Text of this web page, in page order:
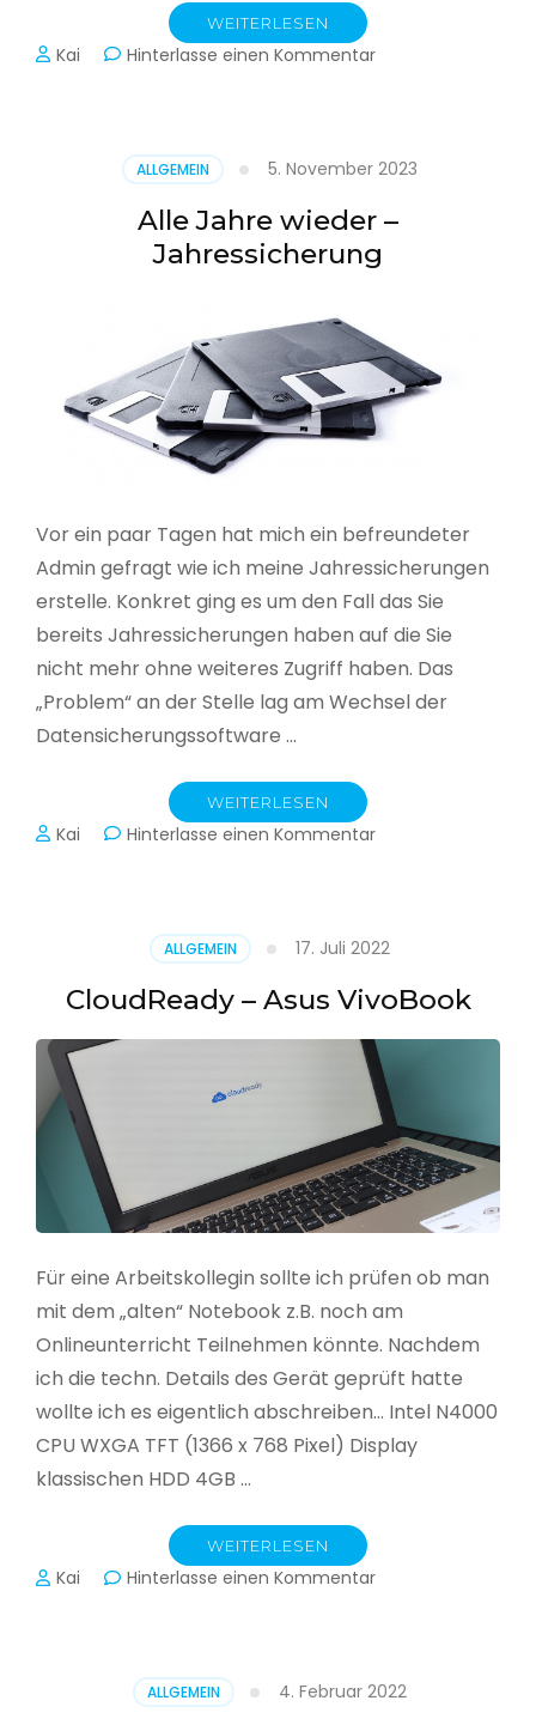
WEITERLESEN
Kai Hinterlasse einen Kommentarzu
ALLGEMEIN 5. November 2023
Alle Jahre wieder –
Jahressicherung
Vor ein paar Tagen hat mich ein befreundeter
Admin gefragt wie ich meine Jahressicherungen
erstelle. Konkret ging es um den Fall das Sie
bereits Jahressicherungen haben auf die Sie
nicht mehr ohne weiteres Zugriff haben. Das
„Problem“ an der Stelle lag am Wechsel der
Datensicherungssoftware …
WEITERLESEN
Kai Hinterlasse einen Kommentarzu
Jahressicherung
ALLGEMEIN 17. Juli 2022
CloudReady – Asus VivoBook
Für eine Arbeitskollegin sollte ich prüfen ob man
mit dem „alten“ Notebook z.B. noch am
Onlineunterricht Teilnehmen könnte. Nachdem
ich die techn. Details des Gerät geprüft hatte
wollte ich es eigentlich abschreiben… Intel N4000
CPU WXGA TFT (1366 x 768 Pixel) Display
klassischen HDD 4GB …
WEITERLESEN
Kai Hinterlasse einen Kommentarzu
ALLGEMEIN 4. Februar 2022